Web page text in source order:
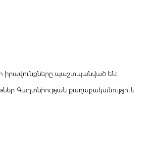
իրավունքները պաշտպանված են:
Գաղտնիության քաղաքականություն